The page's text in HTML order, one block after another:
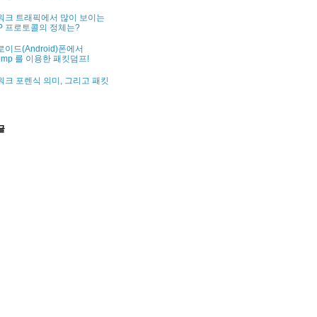
크 트래픽에서 많이 보이는
프로토콜의 정체는?
이드(Android)폰에서
를 이용한 패킷덤프!
크 포렌식 의미, 그리고 패킷